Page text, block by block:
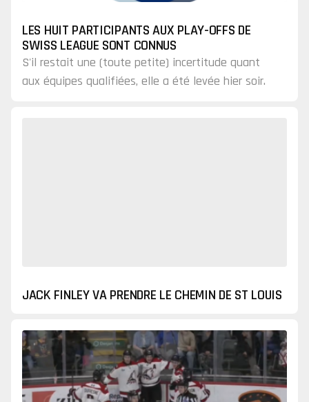
LES HUIT PARTICIPANTS AUX PLAY-OFFS DE
SWISS LEAGUE SONT CONNUS
S'il restait une (toute petite) incertitude quant
aux équipes qualifiées, elle a été levée hier soir.
JACK FINLEY VA PRENDRE LE CHEMIN DE ST LOUIS